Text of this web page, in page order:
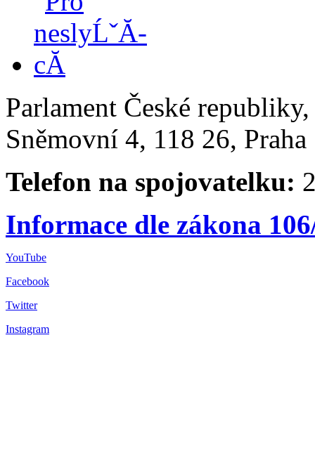
Parlament České
Sněmovní 4, 118 26,
Telefon na spojovatelku:
Informace dle zákona
YouTube
Facebook
Twitter
Instagram